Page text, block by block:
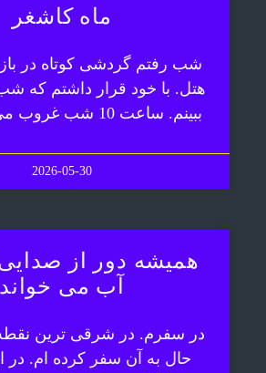
ماه کاشغر
شب رفتم گردشی کوتاه در
هتل. با خود قرار داشتم که
ببینم. ساعت 10 شب غروب می شود. پس
2026-05-30
همیشه دور از
آب می خواند
در سفرم. در شرقی ترین نقطه
حال به آن سفر کرده ام. در